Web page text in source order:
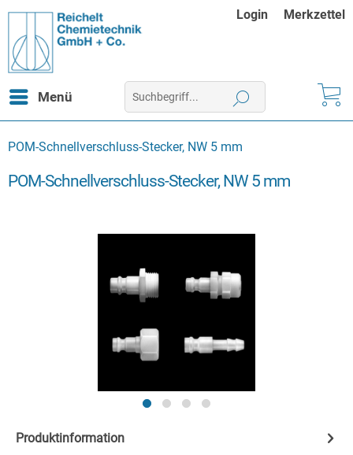
Login Merkzettel
Menü
POM-Schnellverschluss-Stecker, NW 5 mm
POM-Schnellverschluss-Stecker, NW 5 mm
Produktinformation